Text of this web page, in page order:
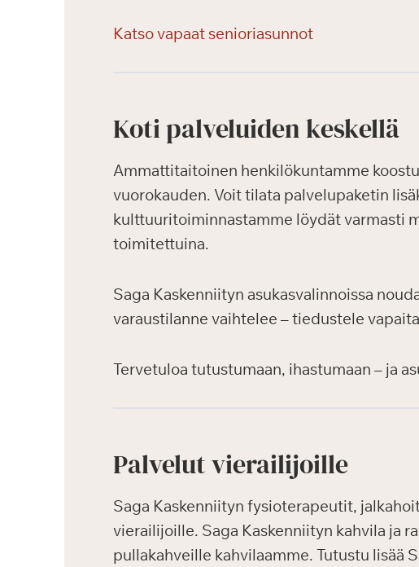
Katso vapaat senioriasunnot
Koti palveluiden keskellä
Ammattitaitoinen henkilökuntamme
vuorokauden. Voit tilata palvelupaketin
kulttuuritoiminnastamme löydät varmasti
toimitettuina.
Saga Kaskenniityn asukasvalinnoissa
varaustilanne vaihtelee – tiedustele
Tervetuloa tutustumaan, ihastumaan – ja
Palvelut vierailijoille
Saga Kaskenniityn fysioterapeutit,
vierailijoille. Saga Kaskenniityn kahvila ja
pullakahveille kahvilaamme. Tutustu lisää